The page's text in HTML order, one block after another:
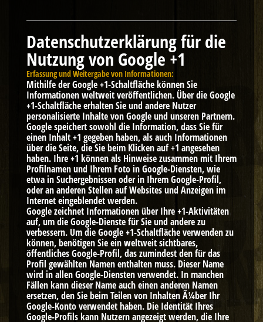
Datenschutzerklärung für die
Nutzung von Google +1
Erfassung und Weitergabe von Informationen:
Mithilfe der Google +1-Schaltfläche können Sie
Informationen weltweit veröffentlichen. Über die Google
+1-Schaltfläche erhalten Sie und andere Nutzer
personalisierte Inhalte von Google und unseren Partnern.
Google speichert sowohl die Information, dass Sie für
einen Inhalt +1 gegeben haben, als auch Informationen
über die Seite, die Sie beim Klicken auf +1 angesehen
haben. Ihre +1 können als Hinweise zusammen mit Ihrem
Profilnamen und Ihrem Foto in Google-Diensten, wie
etwa in Suchergebnissen oder in Ihrem Google-Profil,
oder an anderen Stellen auf Websites und Anzeigen im
Internet eingeblendet werden.
Google zeichnet Informationen über Ihre +1-Aktivitäten
auf, um die Google-Dienste für Sie und andere zu
verbessern. Um die Google +1-Schaltfläche verwenden zu
können, benötigen Sie ein weltweit sichtbares,
öffentliches Google-Profil, das zumindest den für das
Profil gewählten Namen enthalten muss. Dieser Name
wird in allen Google-Diensten verwendet. In manchen
Fällen kann dieser Name auch einen anderen Namen
ersetzen, den Sie beim Teilen von Inhalten Ã¼ber Ihr
Google-Konto verwendet haben. Die Identität Ihres
Google-Profils kann Nutzern angezeigt werden, die Ihre